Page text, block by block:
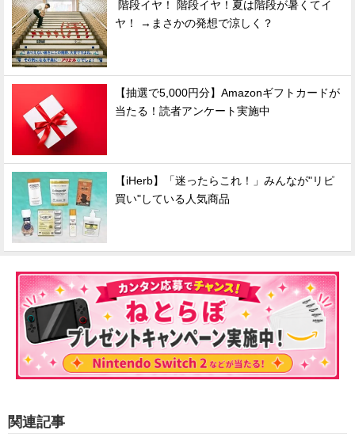
階段イヤ！ 階段イヤ！夏は階段が暑くてイ
ヤ！ →まさかの発想で涼しく？
【抽選で5,000円分】Amazonギフトカードが
当たる！読者アンケート実施中
【iHerb】「迷ったらこれ！」みんなが"リピ
買い"している人気商品
関連記事